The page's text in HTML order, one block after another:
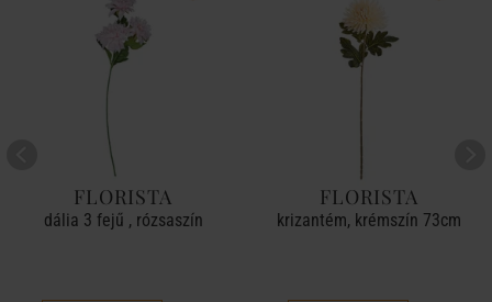
FLORISTA
dália 3 fejű , rózsaszín
FLORISTA
krizantém, krémszín 73cm